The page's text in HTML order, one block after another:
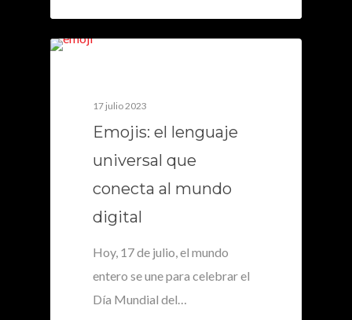
17 julio 2023
Emojis: el lenguaje
universal que
conecta al mundo
digital
Hoy, 17 de julio, el mundo
entero se une para celebrar el
Día Mundial del…